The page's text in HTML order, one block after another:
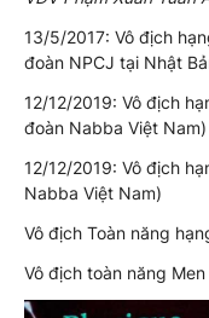
13/5/2017: Vô địch
đoàn NPCJ tại Nhật
12/12/2019: Vô địch
đoàn Nabba Việt Nam)
12/12/2019: Vô địch
Nabba Việt Nam)
Vô địch Toàn năng
Vô địch toàn năng